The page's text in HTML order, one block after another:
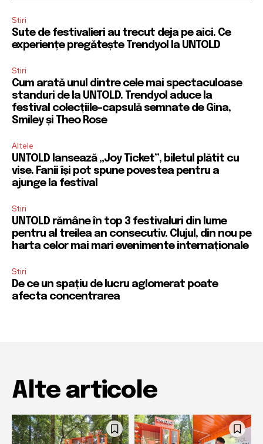
Stiri
Sute de festivalieri au trecut deja pe aici. Ce
experiențe pregătește Trendyol la UNTOLD
Stiri
Cum arată unul dintre cele mai spectaculoase
standuri de la UNTOLD. Trendyol aduce la
festival colecțiile-capsulă semnate de Gina,
Smiley și Theo Rose
Altele
UNTOLD lansează „Joy Ticket”, biletul plătit cu
vise. Fanii își pot spune povestea pentru a
ajunge la festival
Stiri
UNTOLD rămâne în top 3 festivaluri din lume
pentru al treilea an consecutiv. Clujul, din nou pe
harta celor mai mari evenimente internaționale
Stiri
De ce un spațiu de lucru aglomerat poate
afecta concentrarea
Alte articole